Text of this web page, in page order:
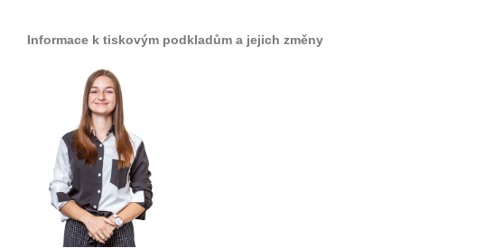
Informace k tiskovým podkladům a jejich změny